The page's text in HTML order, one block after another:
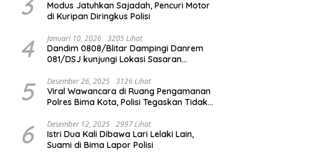
Modus Jatuhkan Sajadah, Pencuri Motor
di Kuripan Diringkus Polisi
4 Januari 10, 2026 3205 Lihat
Dandim 0808/Blitar Dampingi Danrem
081/DSJ kunjungi Lokasi Sasaran
Blitar
5 Desember 26, 2025 3126 Lihat
Viral Wawancara di Ruang Pengamanan
Polres Bima Kota, Polisi Tegaskan Tidak
6 Desember 12, 2025 2997 Lihat
Istri Dua Kali Dibawa Lari Lelaki Lain,
Suami di Bima Lapor Polisi